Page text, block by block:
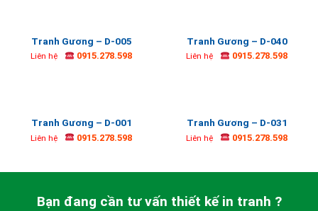
Tranh Gương – D-005
Liên hệ 0915.278.598
Tranh Gương – D-040
Liên hệ 0915.278.598
Tranh Gương – D-001
Liên hệ 0915.278.598
Tranh Gương – D-031
Liên hệ 0915.278.598
Bạn đang cần tư vấn thiết kế in tranh ?